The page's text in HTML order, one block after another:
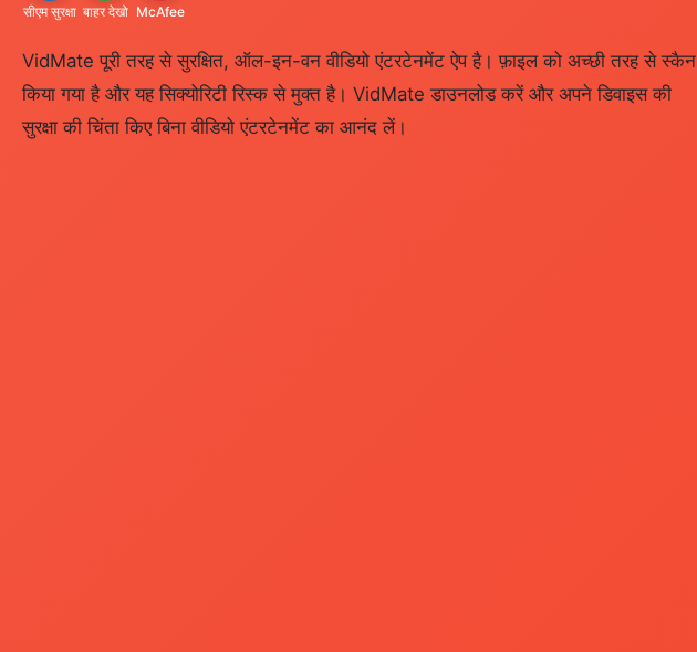
सीएम सुरक्षा बाहर देखो McAfee
VidMate पूरी तरह से सुरक्षित, ऑल-इन-वन वीडियो एंटरटेनमेंट ऐप है। फ़ाइल को अच्छी तरह से स्कैन
किया गया है और यह सिक्योरिटी रिस्क से मुक्त है। VidMate डाउनलोड करें और अपने डिवाइस की
सुरक्षा की चिंता किए बिना वीडियो एंटरटेनमेंट का आनंद लें।